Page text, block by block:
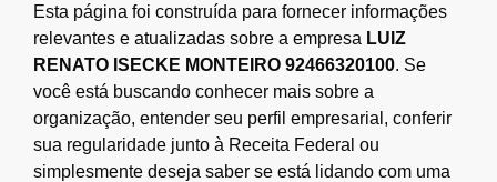
Esta página foi construída para fornecer informações
relevantes e atualizadas sobre a empresa LUIZ
RENATO ISECKE MONTEIRO 92466320100. Se
você está buscando conhecer mais sobre a
organização, entender seu perfil empresarial, conferir
sua regularidade junto à Receita Federal ou
simplesmente deseja saber se está lidando com uma